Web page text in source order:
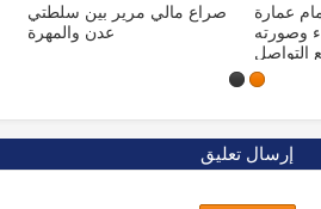
تهديد وتحذير دولي.. الرباعية
الدولية تتخذ موقفاً تجاه مصير
سلطتي
والمهرة
إرسال تعليق